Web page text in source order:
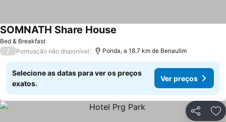
Bed & Breakfast
SOMNATH Share House
/ Pontuação não disponível Ponda, a 18.7 km de Benaulim
Selecione as datas para ver os preços
exatos.
Ver preços
Partilhar